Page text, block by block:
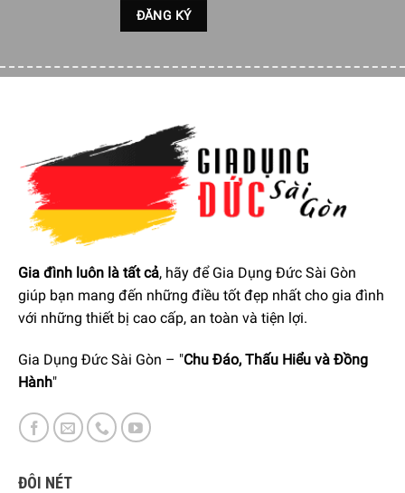
khi sử dụng. Chiều cao nhỏ gọn chỉ
Thiết kế tay cầmcông thái họcgiúp người dùng cầm nắm
chắc chắn giúp kiểm soát tốt hơn trong quá trình xay, giảm
cảm giác mỏi tay.
Máy đi kèm cối xay, cốc đong và bộ đánh trứng
nhiều nhu cầu chế biến thực phẩm. Chất liệu nhựa cao cấp
không chứa BPA đảm bảo an toàn cho sức khỏe người
Gia đình luôn là tất cả, hãy để Gia Dụng Đức Sài Gòn
giúp bạn mang đến những điều tốt đẹp nhất cho gia đình
với những thiết bị cao cấp, an toàn và tiện lợi.
Gia Dụng Đức Sài Gòn – "Chu Đáo, Thấu Hiểu và Đồng
Hành"
ĐÔI NÉT